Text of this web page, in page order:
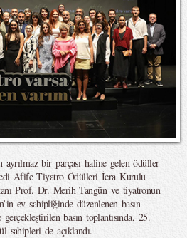
ayrılmaz bir parçası haline gelen ödüller
Afife Tiyatro Ödülleri İcra Kurulu
Prof. Dr. Merih Tangün ve tiyatronun
ev sahipliğinde düzenlenen basın
basın toplantısında, 25.
de açıklandı.